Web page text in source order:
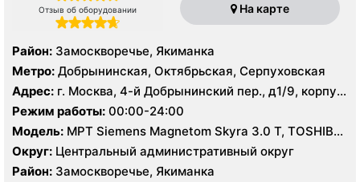
Отзыв об оборудовании На карте
Район: Замоскворечье, Якиманка
Метро: Добрынинская, Октябрьская, Серпуховская
Адрес: г. Москва, 4-й Добрынинский пер., д1/9, корпус
21
Режим работы: 00:00-24:00
Модель: МРТ Siemens Magnetom Skyra 3.0 Т, TOSHIBA
Excelart Vantage Atlas-X 1.5 T, КТ Toshiba Aquilion
PRIME 160 срезов, УЗИ
Округ: Центральный административный округ
Район: Замоскворечье, Якиманка